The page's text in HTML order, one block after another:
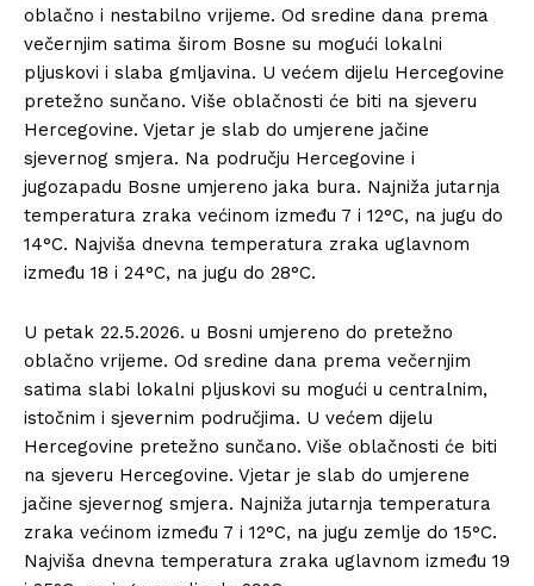
oblačno i nestabilno vrijeme. Od sredine dana prema
večernjim satima širom Bosne su mogući lokalni
pljuskovi i slaba gmljavina. U većem dijelu Hercegovine
pretežno sunčano. Više oblačnosti će biti na sjeveru
Hercegovine. Vjetar je slab do umjerene jačine
sjevernog smjera. Na području Hercegovine i
jugozapadu Bosne umjereno jaka bura. Najniža jutarnja
temperatura zraka većinom između 7 i 12°C, na jugu do
14°C. Najviša dnevna temperatura zraka uglavnom
između 18 i 24°C, na jugu do 28°C.
U petak 22.5.2026. u Bosni umjereno do pretežno
oblačno vrijeme. Od sredine dana prema večernjim
satima slabi lokalni pljuskovi su mogući u centralnim,
istočnim i sjevernim područjima. U većem dijelu
Hercegovine pretežno sunčano. Više oblačnosti će biti
na sjeveru Hercegovine. Vjetar je slab do umjerene
jačine sjevernog smjera. Najniža jutarnja temperatura
zraka većinom između 7 i 12°C, na jugu zemlje do 15°C.
Najviša dnevna temperatura zraka uglavnom između 19